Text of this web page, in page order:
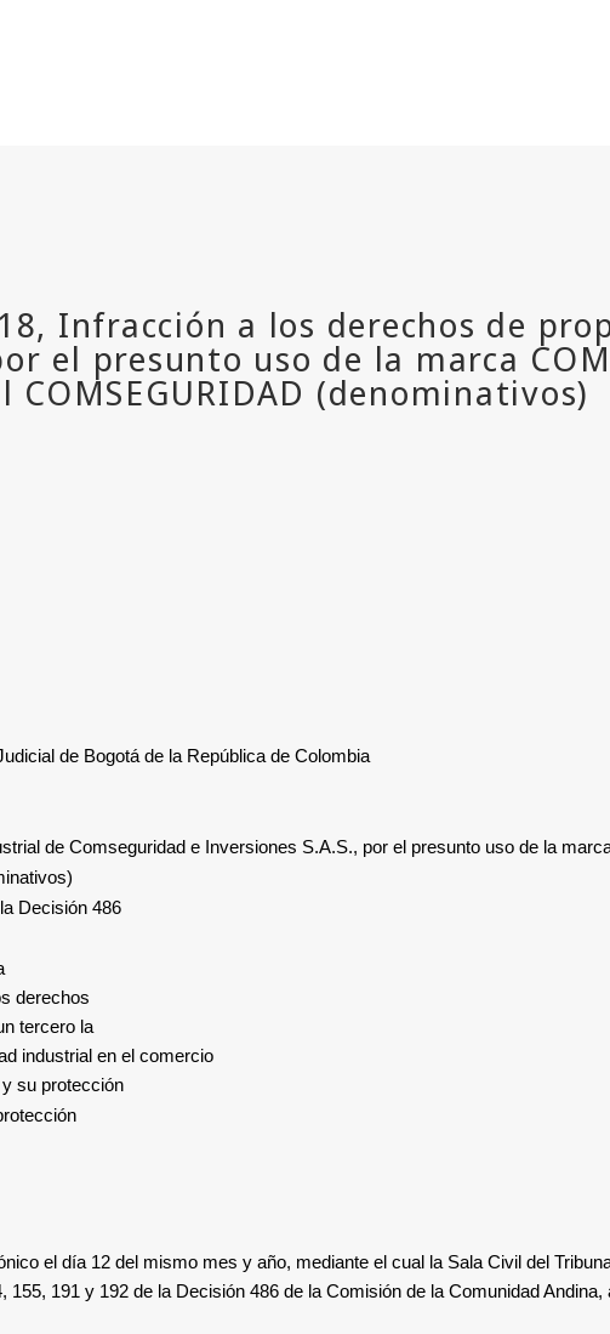
de Bogotá de la República de Colombia
de Comseguridad e Inversiones S.A.S., por el presunto uso de la
Decisión 486
derechos
tercero la
industrial en el comercio
su protección
el día 12 del mismo mes y año, mediante el cual la Sala Civil del
155, 191 y 192 de la Decisión 486 de la Comisión de la Comunidad Andina,